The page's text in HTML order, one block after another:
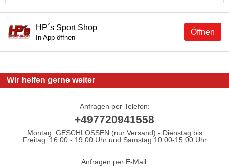
Öffnen
HP´s Sport Shop
In App öffnen
Wir helfen gerne weiter
Anfragen per Telefon:
+497720941558
Montag: GESCHLOSSEN (nur Versand) - Dienstag bis
Freitag: 16.00 - 19.00 Uhr und Samstag 10.00-15.00 Uhr
Anfragen per E-Mail: